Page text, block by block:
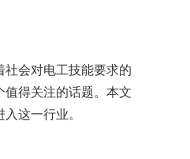
会对电工技能要求的
得关注的话题。本文
这一行业。